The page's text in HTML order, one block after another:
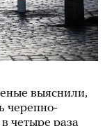
выяснили,
черепно-
четыре раза